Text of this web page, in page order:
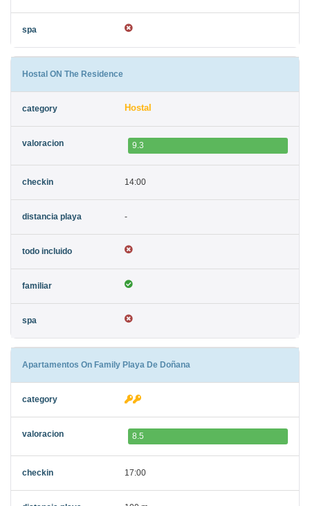
Hostal ON The Residence
Hostal
9.3
14:00
-
Apartamentos On Family Playa De Doñana
8.5
17:00